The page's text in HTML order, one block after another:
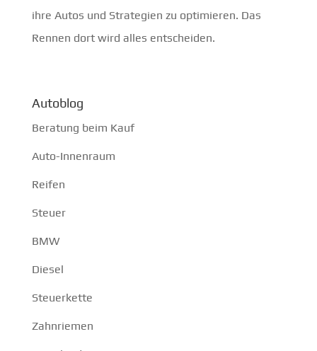
ihre Autos und Strategien zu optimieren. Das
Rennen dort wird alles entscheiden.
Autoblog
Beratung beim Kauf
Auto-Innenraum
Reifen
Steuer
BMW
Diesel
Steuerkette
Zahnriemen